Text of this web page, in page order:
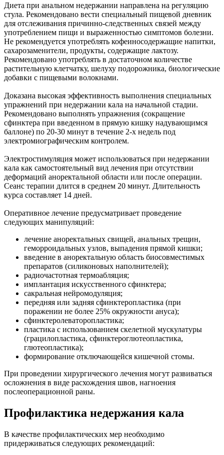
Диета при анальном недержании направлена на регуляцию
стула. Рекомендовано вести специальный пищевой дневник
для отслеживания причинно-следственных связей между
употреблением пищи и выраженностью симптомов болезни.
Не рекомендуется употреблять кофеиносодержащие напитки,
сахарозаменители, продукты, содержащие лактозу.
Рекомендовано употреблять в достаточном количестве
растительную клетчатку, шелуху подорожника, биологические
добавки с пищевыми волокнами.
Доказана высокая эффективность выполнения специальных
упражнений при недержании кала на начальной стадии.
Рекомендовано выполнять упражнения (сокращение
сфинктера при введенном в прямую кишку надувающимся
баллоне) по 20-30 минут в течение 2-х недель под
электромиографическим контролем.
Электростимуляция может использоваться при недержании
кала как самостоятельный вид лечения при отсутствии
деформаций аноректальной области или после операции.
Сеанс терапии длится в среднем 20 минут. Длительность
курса составляет 14 дней.
Оперативное лечение предусматривает проведение
следующих манипуляций:
лечение аноректальных свищей, анальных трещин,
геморроидальных узлов, выпадения прямой кишки;
введение в аноректальную область биосовместимых
препаратов (силиконовых наполнителей);
радиочастотная термоабляция;
имплантация искусственного сфинктера;
сакральная нейромодуляция;
передняя или задняя сфинктеропластика (при
поражении не более 25% окружности ануса);
сфинктеролеваторопластика;
пластика с использованием скелетной мускулатуры
(грацилопластика, сфинктероглютеопластика,
глютеопластика);
формирование отключающейся кишечной стомы.
При проведении хирургического лечения могут развиваться
осложнения в виде расхождения швов, нагноения
послеоперационной раны.
Профилактика недержания кала
В качестве профилактических мер необходимо
придерживаться следующих рекомендаций: